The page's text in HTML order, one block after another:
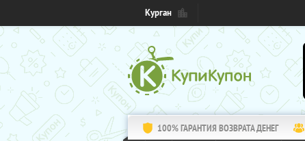
Курган
100% ГАРАНТИЯ ВОЗВРАТА ДЕНЕГ